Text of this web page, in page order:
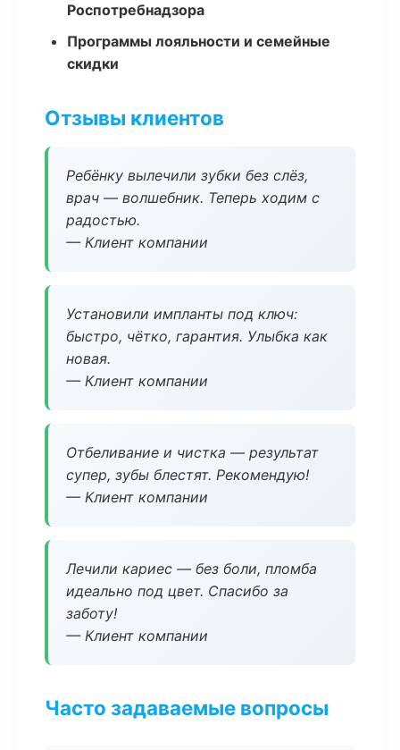
Роспотребнадзора
Программы лояльности и семейные
скидки
Отзывы клиентов
Ребёнку вылечили зубки без слёз,
врач — волшебник. Теперь ходим с
радостью.
— Клиент компании
Установили импланты под ключ:
быстро, чётко, гарантия. Улыбка как
новая.
— Клиент компании
Отбеливание и чистка — результат
супер, зубы блестят. Рекомендую!
— Клиент компании
Лечили кариес — без боли, пломба
идеально под цвет. Спасибо за
заботу!
— Клиент компании
Часто задаваемые вопросы